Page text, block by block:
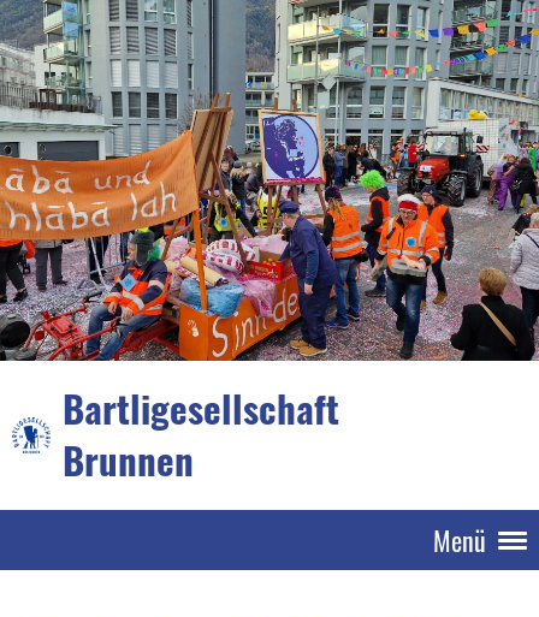
Bartligesellschaft
Brunnen
Menü